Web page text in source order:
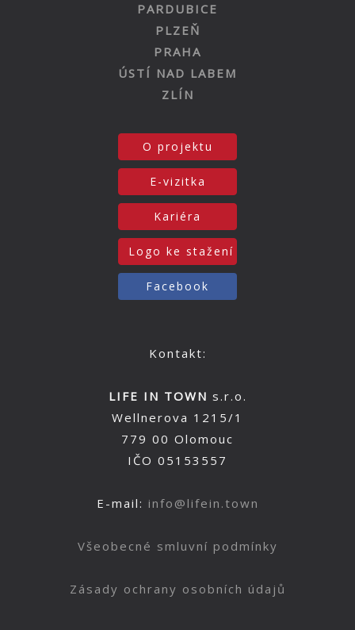
PARDUBICE
PLZEŇ
PRAHA
ÚSTÍ NAD LABEM
ZLÍN
O projektu
E-vizitka
Kariéra
Logo ke stažení
Facebook
Kontakt:
LIFE IN TOWN s.r.o.
Wellnerova 1215/1
779 00 Olomouc
IČO 05153557
E-mail: info@lifein.town
Všeobecné smluvní podmínky
Zásady ochrany osobních údajů